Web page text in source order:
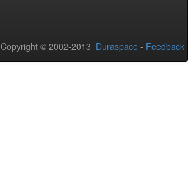
Copyright © 2002-2013 Duraspace - Feedback